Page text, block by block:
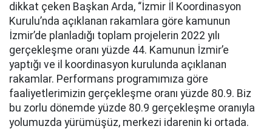
dikkat çeken Başkan Arda, “İzmir İl Koordinasyon
Kurulu’nda açıklanan rakamlara göre kamunun
İzmir’de planladığı toplam projelerin 2022 yılı
gerçekleşme oranı yüzde 44. Kamunun İzmir’e
yaptığı ve il koordinasyon kurulunda açıklanan
rakamlar. Performans programımıza göre
faaliyetlerimizin gerçekleşme oranı yüzde 80.9. Biz
bu zorlu dönemde yüzde 80.9 gerçekleşme oranıyla
yolumuzda yürümüşüz, merkezi idarenin ki ortada.